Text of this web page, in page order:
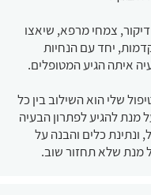
צמחי מרפא, שיאצו
יחד עם הנחיות
איתה הגיע המטופלים.
שלי הוא השילוב בין כל
מנת להגיע לפתרון הבעיה
ונתינת כלים והבנה על
מנת שלא תחזור שוב.